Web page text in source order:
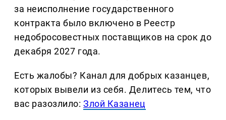
за неисполнение государственного
контракта было включено в Реестр
недобросовестных поставщиков на срок до
декабря 2027 года.
Есть жалобы? Канал для добрых казанцев,
которых вывели из себя. Делитеcь тем, что
вас разозлило:Злой Казанец